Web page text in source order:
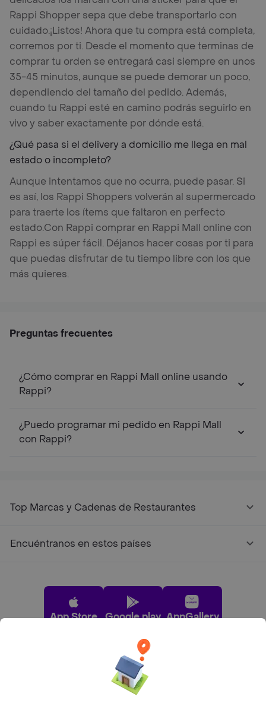
Rappi Shopper sepa que debe transportarlo con
cuidado.¡Listos! Ahora que tu compra está completa,
corremos por ti. Desde el momento que terminas de
comprar tu orden se entregará casi siempre en unos
35-45 minutos, aunque se puede demorar un poco,
dependiendo del tamaño del pedido. Además,
cuando tu Rappi esté en camino podrás seguirlo en
vivo y saber exactamente por dónde está.
¿Qué pasa si el delivery a domicilio me llega en mal
estado o incompleto?
Aunque intentamos que no ocurra, puede pasar. Si
es así, los Rappi Shoppers volverán al supermercado
para traerte los ítems que faltaron en perfecto
estado.Con Rappi comprar en Rappi Mall online con
Rappi es súper fácil. Déjanos hacer cosas por ti para
que puedas disfrutar de tu tiempo libre con los que
más quieres.
Preguntas frecuentes
¿Cómo comprar en Rappi Mall online usando
Rappi?
¿Puedo programar mi pedido en Rappi Mall
con Rappi?
Top Marcas y Cadenas de Restaurantes
Encuéntranos en estos países
App Store Google play AppGallery
Pide tu comida favorita cerca de ti